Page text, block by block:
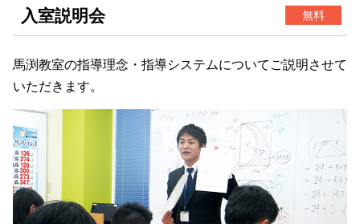
入室説明会 無料
馬渕教室の指導理念・指導システムについてご説明させて
いただきます。